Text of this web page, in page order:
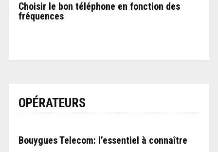
Choisir le bon téléphone en fonction des
fréquences
OPÉRATEURS
Bouygues Telecom: l’essentiel à connaître